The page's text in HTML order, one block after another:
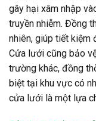
gây hại xâm nhập
truyền nhiễm. Đồng
nhiên, giúp tiết kiệm
Cửa lưới cũng bảo
trường khác, đồng
biệt tại khu vực có
cửa lưới là một lựa